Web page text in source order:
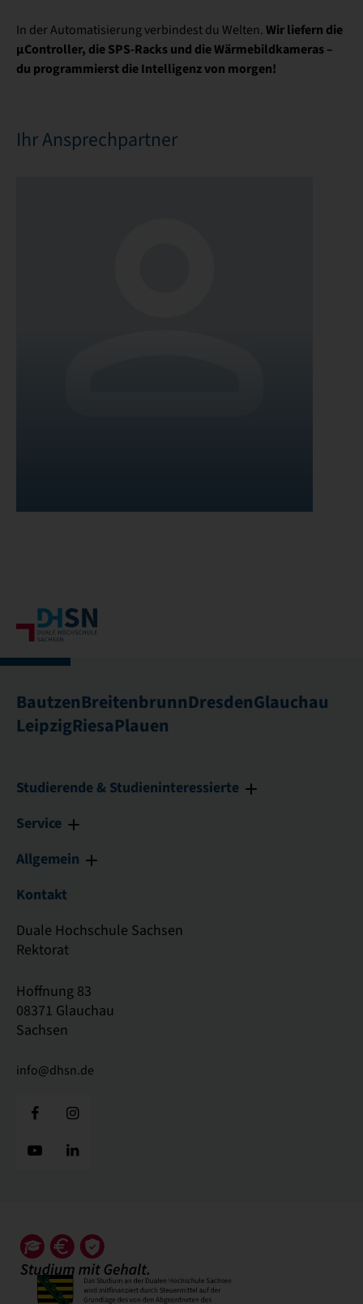
In der Automatisierung verbindest du Welten. Wir liefern die
µController, die SPS-Racks und die Wärmebildkameras –
du programmierst die Intelligenz von morgen!
Ihr Ansprechpartner
BautzenBreitenbrunnDresdenGlauchau
LeipzigRiesaPlauen
Studierende & Studieninteressierte
Service
Allgemein
Kontakt
Duale Hochschule Sachsen
Rektorat
Hoffnung 83
08371 Glauchau
Sachsen
info@dhsn.de